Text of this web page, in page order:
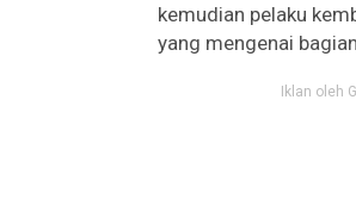
kemudian pelaku
yang mengenai
Iklan oleh